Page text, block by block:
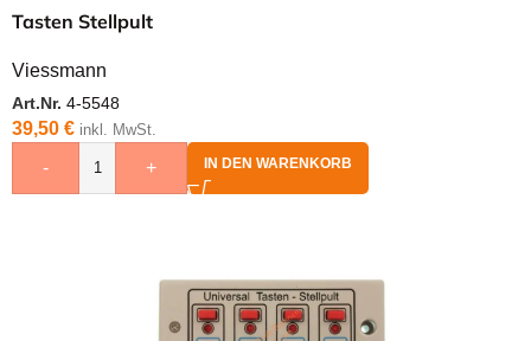
Tasten Stellpult
Viessmann
Art.Nr. 4-5548
39,50 € inkl. MwSt.
- + IN DEN WARENKORB